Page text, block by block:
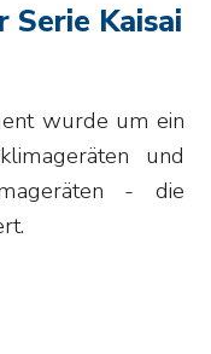
Serie Kaisai
wurde um ein
und
- die